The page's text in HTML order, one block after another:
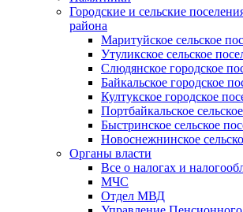
Городские и сельские
района
Маритуйское сельское
Утуликское сельское
Слюдянское городское
Байкальское городское
Култукское городское
Портбайкальское
Быстринское сельское
Новоснежнинское
Органы власти
Все о налогах и
МЧС
Отдел МВД